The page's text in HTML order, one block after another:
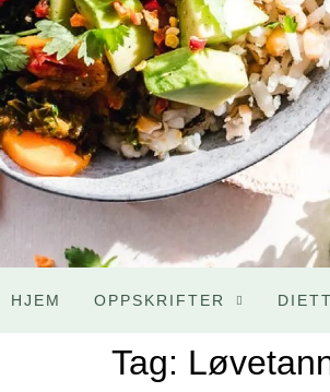
HJEM OPPSKRIFTER DIETT
Tag: